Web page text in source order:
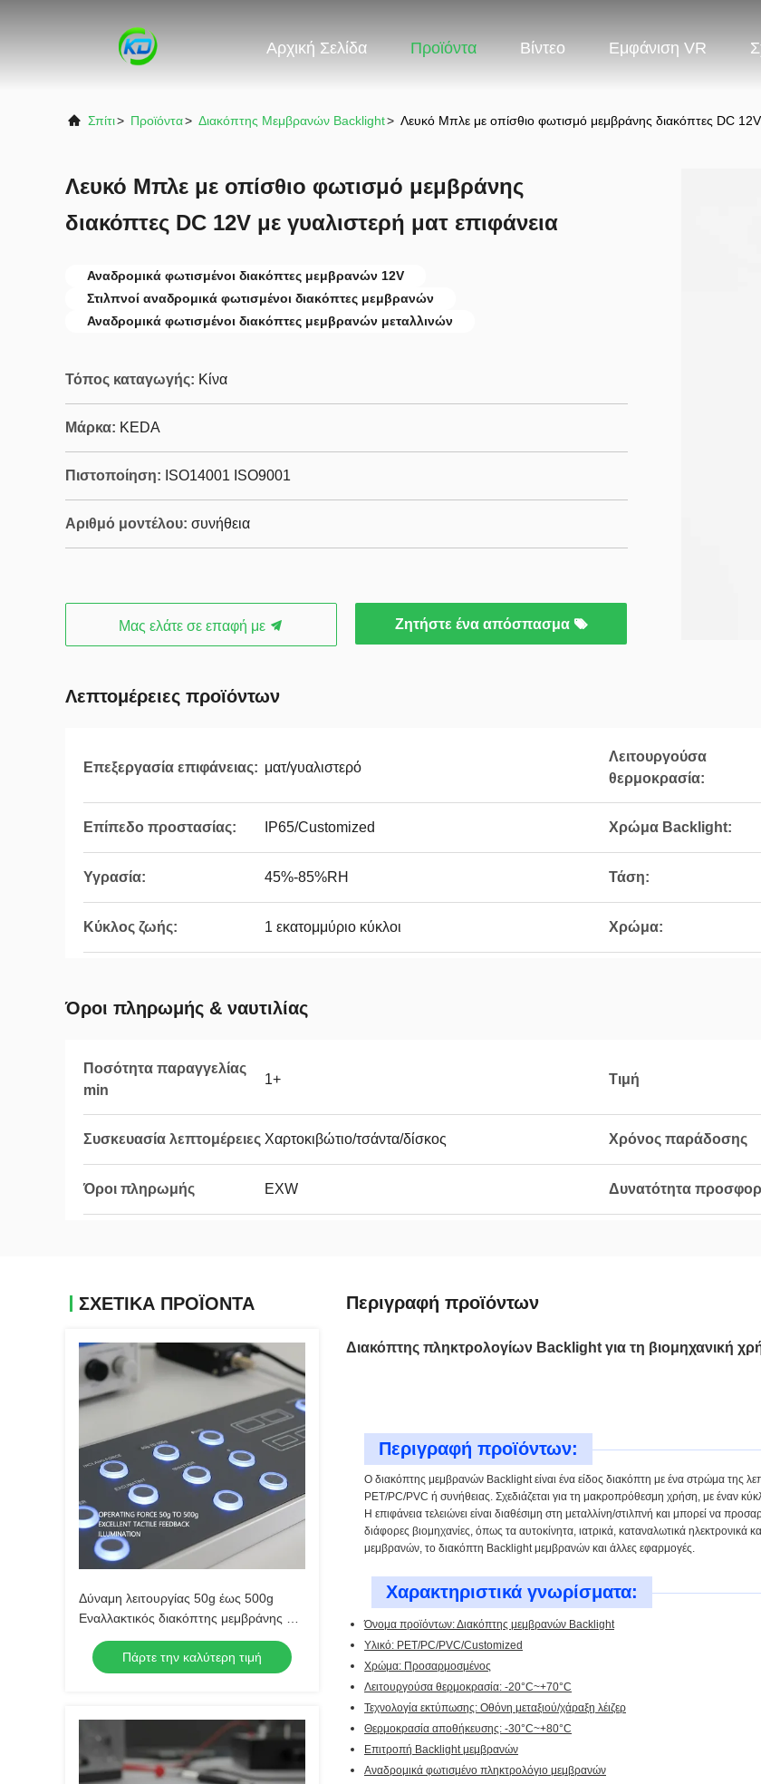
Αρχική Σελίδα Προϊόντα Βίντεο Εμφάνιση VR
Σπίτι> Προϊόντα> Διακόπτης Μεμβρανών Backlight> Λευκό Μπλε με οπίσθιο φωτισμό μεμβράνης διακόπτες DC 12V
Λευκό Μπλε με οπίσθιο φωτισμό μεμβράνης
διακόπτες DC 12V με γυαλιστερή ματ επιφάνεια
Αναδρομικά φωτισμένοι διακόπτες μεμβρανών 12V
Στιλπνοί αναδρομικά φωτισμένοι διακόπτες μεμβρανών
Αναδρομικά φωτισμένοι διακόπτες μεμβρανών μεταλλινών
Τόπος καταγωγής: Κίνα
Μάρκα: KEDA
Πιστοποίηση: ISO14001 ISO9001
Αριθμό μοντέλου: συνήθεια
Μας ελάτε σε επαφή με Ζητήστε ένα απόσπασμα
Λεπτομέρειες προϊόντων
Επεξεργασία επιφάνειας: ματ/γυαλιστερό
Λειτουργούσα
θερμοκρασία:
Επίπεδο προστασίας: IP65/Customized Χρώμα Backlight:
Υγρασία: 45%-85%RH Τάση:
Κύκλος ζωής: 1 εκατομμύριο κύκλοι Χρώμα:
Όροι πληρωμής & ναυτιλίας
Ποσότητα παραγγελίας
min
1+ Τιμή
Συσκευασία λεπτομέρειες Χαρτοκιβώτιο/τσάντα/δίσκος Χρόνος παράδοσης
Όροι πληρωμής EXW Δυνατότητα
ΣΧΕΤΙΚΑ ΠΡΟΪΟΝΤΑ
Δύναμη λειτουργίας 50g έως 500g
Εναλλακτικός διακόπτης μεμβράνης με
ματ φινίρισμα που παρέχει εξαιρετική
απτή ανάδραση και φωτισμό
Πάρτε την καλύτερη τιμή
Περιγραφή προϊόντων
Διακόπτης πληκτρολογίων Backlight για τη βιομηχανική
Περιγραφή προϊόντων:
Ο διακόπτης μεμβρανών Backlight είναι ένα είδος διακόπτη με ένα στρώμα της
PET/PC/PVC ή συνήθειας. Σχεδιάζεται για τη μακροπρόθεσμη χρήση, με έναν
Η επιφάνεια τελειώνει είναι διαθέσιμη στη μεταλλίνη/στιλπνή και μπορεί να
διάφορες βιομηχανίες, όπως τα αυτοκίνητα, ιατρικά, καταναλωτικά ηλεκτρονικά
μεμβρανών, το διακόπτη Backlight μεμβρανών και άλλες εφαρμογές.
Χαρακτηριστικά γνωρίσματα:
Όνομα προϊόντων: Διακόπτης μεμβρανών Backlight
Υλικό: PET/PC/PVC/Customized
Χρώμα: Προσαρμοσμένος
Λειτουργούσα θερμοκρασία: -20°C~+70°C
Τεχνολογία εκτύπωσης: Οθόνη μεταξιού/χάραξη λέιζερ
Θερμοκρασία αποθήκευσης: -30°C~+80°C
Επιτροπή Backlight μεμβρανών
Αναδρομικά φωτισμένο πληκτρολόγιο μεμβρανών